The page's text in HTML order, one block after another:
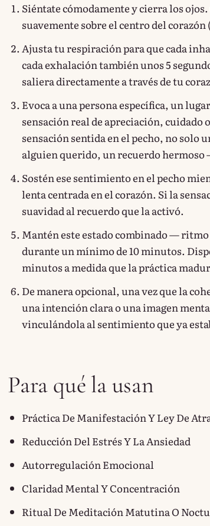
Siéntate cómodamente y cierra los
suavemente sobre el centro del
Ajusta tu respiración para que cada
cada exhalación también unos 5
saliera directamente a través de tu
Evoca a una persona específica, un
sensación real de apreciación, cuidado
sensación sentida en el pecho, no solo
alguien querido, un recuerdo hermoso
Sostén ese sentimiento en el pecho
lenta centrada en el corazón. Si la
suavidad al recuerdo que la activó.
Mantén este estado combinado —
durante un mínimo de 10 minutos.
minutos a medida que la práctica
De manera opcional, una vez que la
una intención clara o una imagen
vinculándola al sentimiento que ya
Para qué la usan
Práctica De Manifestación Y Ley De
Reducción Del Estrés Y La Ansiedad
Autorregulación Emocional
Claridad Mental Y Concentración
Ritual De Meditación Matutina O